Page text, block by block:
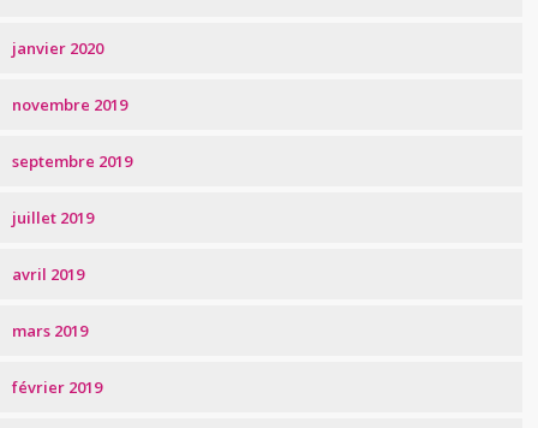
janvier 2020
novembre 2019
septembre 2019
juillet 2019
avril 2019
mars 2019
février 2019